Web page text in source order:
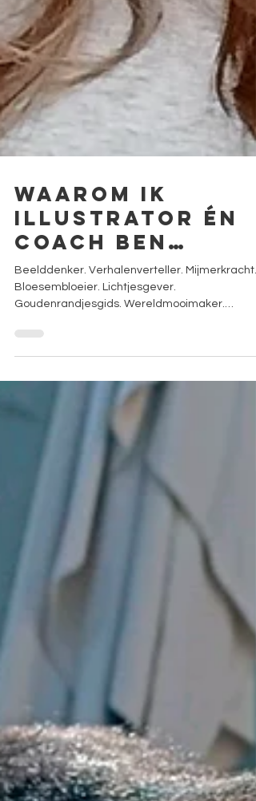
Waarom ik
illustrator én
coach ben…
Beelddenker. Verhalenverteller. Mijmerkracht.
Goudenrandjesgids. Wereldmooimaker.